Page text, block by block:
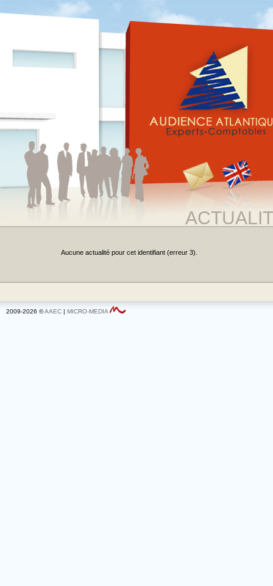
Aucune actualité pour cet identifiant (erreur 3).
2009-2026 ©AAEC | MICRO-MEDIA